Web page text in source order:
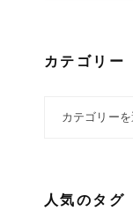
カテゴリー
人気のタグ